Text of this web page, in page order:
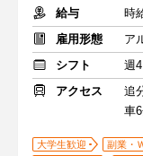
給与
時
雇用形態
ア
シフト
週
アクセス
追
車
大学生歓迎 副業・